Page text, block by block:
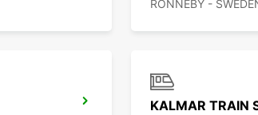
RONNEBY -
KALMAR TRAIN